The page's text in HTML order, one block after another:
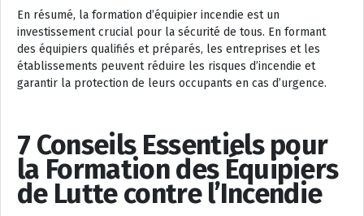
En résumé, la formation d’équipier incendie est un
investissement crucial pour la sécurité de tous. En formant
des équipiers qualifiés et préparés, les entreprises et les
établissements peuvent réduire les risques d’incendie et
garantir la protection de leurs occupants en cas d’urgence.
7 Conseils Essentiels pour
la Formation des Équipiers
de Lutte contre l’Incendie